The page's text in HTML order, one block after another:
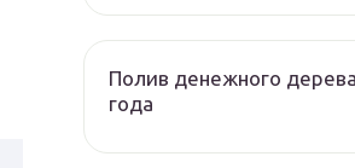
Полив денежного
года